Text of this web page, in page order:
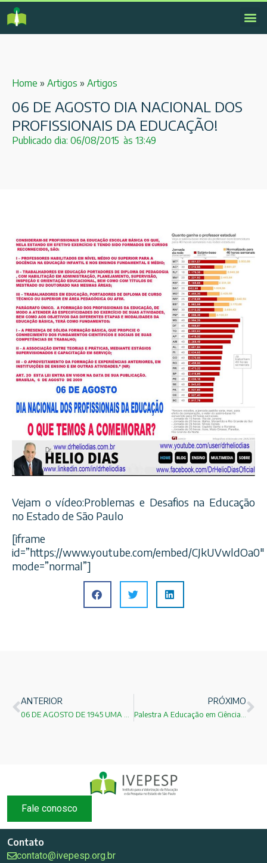
Home » Artigos » Artigos
06 DE AGOSTO DIA NACIONAL DOS
PROFISSIONAIS DA EDUCAÇÃO!
Publicado dia: 06/08/2015 às 13:49
Vejam o vídeo:Problemas e Desafios na Educação
no Estado de São Paulo
[iframe
id=”https://www.youtube.com/embed/CJkUVwldOa0″
mode=”normal”]
ANTERIOR PRÓXIMO
Fale conosco
Contato
contato@ivepesp.org.br